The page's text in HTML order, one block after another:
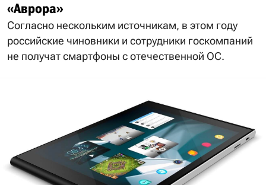
«Аврора»
Согласно нескольким источникам, в этом году
российские чиновники и сотрудники госкомпаний
не получат смартфоны с отечественной ОС.